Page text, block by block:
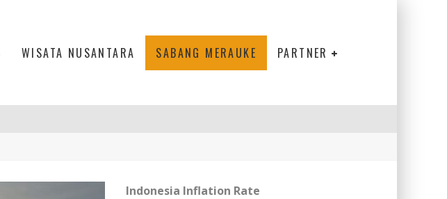
WISATA NUSANTARA SABANG MERAUKE PARTNER
Indonesia Inflation Rate